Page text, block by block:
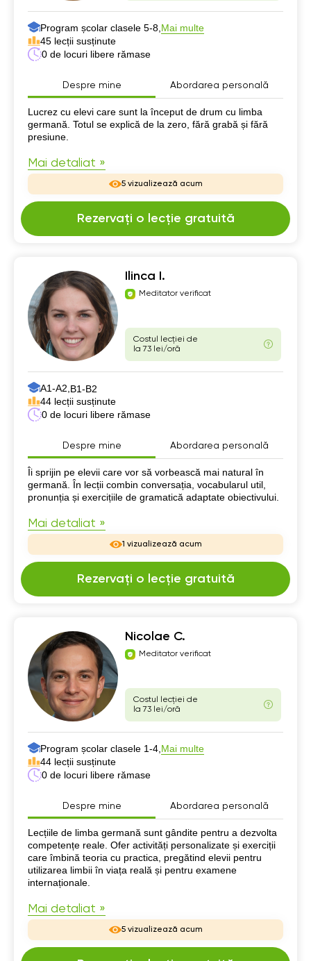
Program școlar clasele 5-8, Mai multe
45 lecții susținute
0 de locuri libere rămase
Despre mine Abordarea personală
Despre mine
Lucrez cu elevi care sunt la început de drum cu limba
germană. Totul se explică de la zero, fără grabă și fără
presiune.
Mai detaliat »
5 vizualizează acum
Rezervați o lecție gratuită
Ilinca I.
Meditator verificat
Costul lecției de
la 73 lei/oră
А1-А2, B1-B2
44 lecții susținute
0 de locuri libere rămase
Despre mine Abordarea personală
Despre mine
Îi sprijin pe elevii care vor să vorbească mai natural în
germană. În lecții combin conversația, vocabularul util,
pronunția și exercițiile de gramatică adaptate obiectivului.
Mai detaliat »
1 vizualizează acum
Rezervați o lecție gratuită
Nicolae C.
Meditator verificat
Costul lecției de
la 73 lei/oră
Program școlar clasele 1-4, Mai multe
44 lecții susținute
0 de locuri libere rămase
Despre mine Abordarea personală
Despre mine
Lecțiile de limba germană sunt gândite pentru a dezvolta
competențe reale. Ofer activități personalizate și exerciții
care îmbină teoria cu practica, pregătind elevii pentru
utilizarea limbii în viața reală și pentru examene
internaționale.
Mai detaliat »
5 vizualizează acum